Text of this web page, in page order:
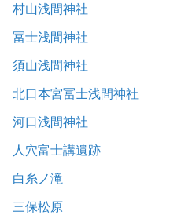
村山浅間神社
冨士浅間神社
須山浅間神社
北口本宮冨士浅間神社
河口浅間神社
人穴富士講遺跡
白糸ノ滝
三保松原